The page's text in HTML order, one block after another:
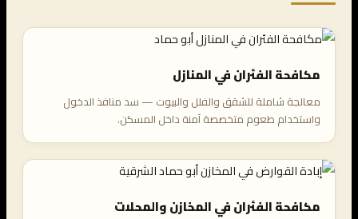
مكافحة الفئران في المنازل
معالجة شاملة للشقق والفلل والبيوت — سد منافذ الدخول
واستخدام طعوم متخصصة آمنة داخل المسكن.
مكافحة الفئران في المخازن والمحلات